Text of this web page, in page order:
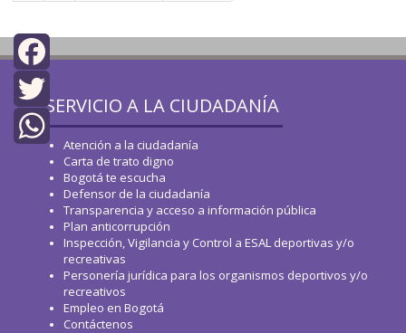
Facebook
Twitter
WhatsApp
top
SERVICIO A LA CIUDADANÍA
Atención a la ciudadanía
Carta de trato digno
Bogotá te escucha
Defensor de la ciudadanía
Transparencia y acceso a información pública
Plan anticorrupción
Inspección, Vigilancia y Control a ESAL deportivas y/o
recreativas
Personería jurídica para los organismos deportivos y/o
recreativos
Empleo en Bogotá
Contáctenos